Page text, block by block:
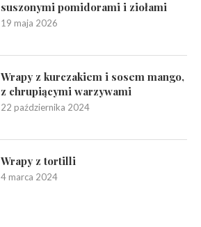
suszonymi pomidorami i ziołami
19 maja 2026
Wrapy z kurczakiem i sosem mango,
z chrupiącymi warzywami
22 października 2024
Wrapy z tortilli
4 marca 2024